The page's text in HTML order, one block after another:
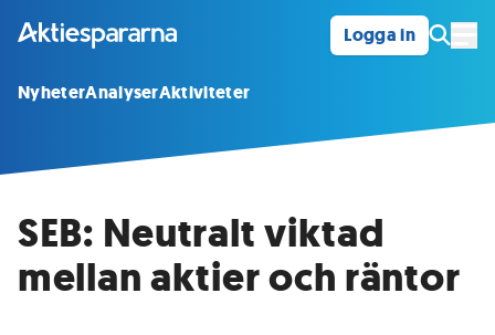
Logga in
NyheterAnalyserAktiviteter
SEB: Neutralt viktad
mellan aktier och räntor